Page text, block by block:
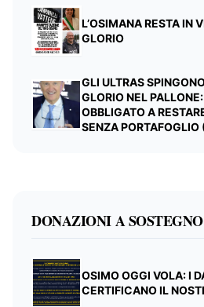
L’OSIMANA RESTA IN
GLORIO
GLI ULTRAS
GLORIO NEL
OBBLIGATO A
SENZA PORTAFOGLIO
DONAZIONI A SOSTEGNO
OSIMO OGGI VOLA: I
CERTIFICANO IL